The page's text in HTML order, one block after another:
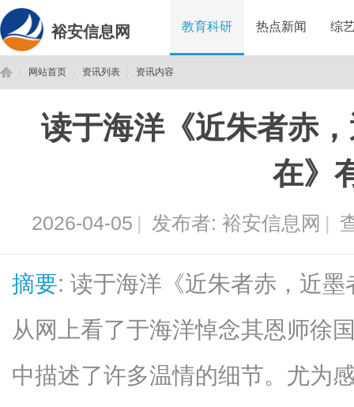
裕安信息网 教育科研 热点新闻 综
网站首页
›
资讯列表
›
资讯内容
读于海洋《近朱者赤
在》
2026-04-05 | 发布者: 裕安信息网 |
摘要: 读于海洋《近朱者赤，近
从网上看了于海洋悼念其恩师徐
中描述了许多温情的细节。尤为